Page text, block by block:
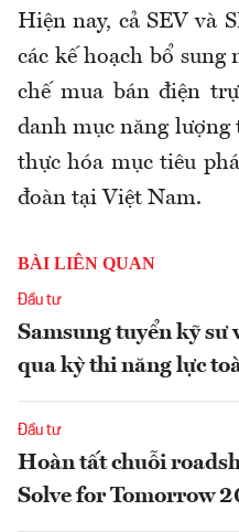
Hiện nay, cả SEV và
các kế hoạch bổ sung
chế mua bán điện
danh mục năng lượng
thực hóa mục tiêu
đoàn tại Việt Nam.
BÀI LIÊN QUAN
Đầu tư
Samsung tuyển kỹ sư
qua kỳ thi năng lực
Đầu tư
Hoàn tất chuỗi
Solve for Tomorrow